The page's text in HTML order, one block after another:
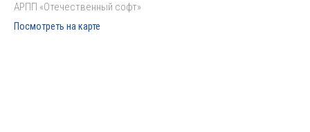
АРПП «Отечественный софт»
Посмотреть на карте